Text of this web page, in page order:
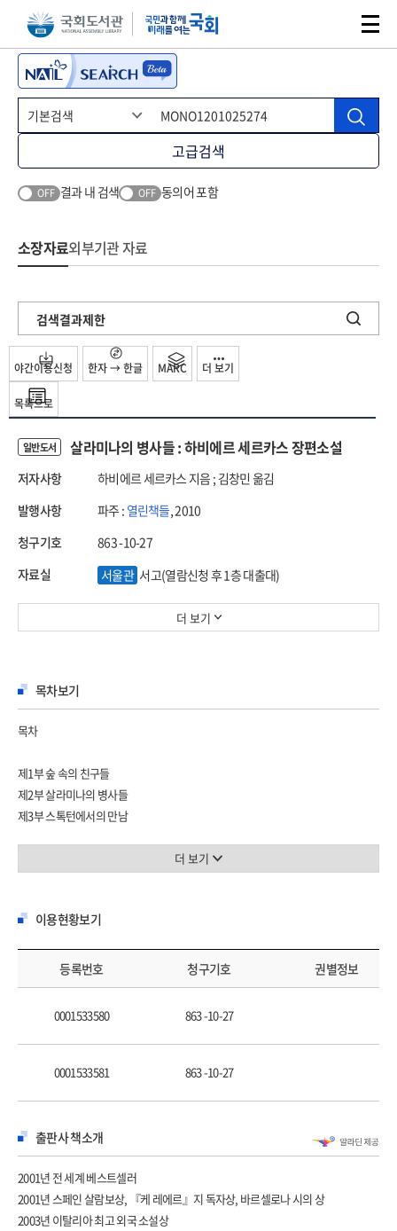
본문 바로가기주메뉴 바로가기
고급검색
OFF 결과 내 검색 OFF 동의어 포함
소장자료외부기관 자료
검색결과제한
목록으로
야간이용신청 한자 → 한글 MARC 더 보기
일반도서 살라미나의 병사들 : 하비에르 세르카스 장편소설
저자사항
하비에르 세르카스 지음 ; 김창민 옮김
발행사항
파주 : 열린책들, 2010
청구기호
863 -10-27
자료실
서울관 서고(열람신청 후 1층 대출대)
더 보기
목차보기
목차
제1부 숲 속의 친구들
제2부 살라미나의 병사들
제3부 스톡턴에서의 만남
역자 해설 : 역사상 수많았던 무명용사들을 위한 진혼곡
더 보기
이용현황보기
등록번호 청구기호 권별정보
0001533580 863 -10-27
0001533581 863 -10-27
출판사 책소개
2001년 전 세계 베스트셀러
2001년 스페인 살람보상, 『케 레에르』지 독자상, 바르셀로나 시의 상
2003년 이탈리아 최고 외국 소설상